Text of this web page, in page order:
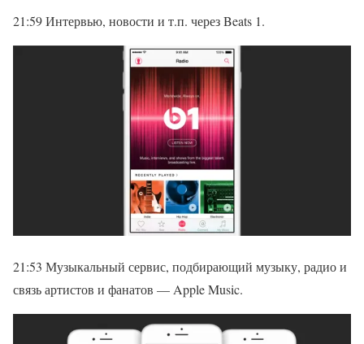
21:59 Интервью, новости и т.п. через Beats 1.
21:53 Музыкальный сервис, подбирающий музыку, радио и
связь артистов и фанатов — Apple Music.